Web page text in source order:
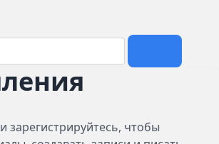
зарегистрируйтесь, чтобы